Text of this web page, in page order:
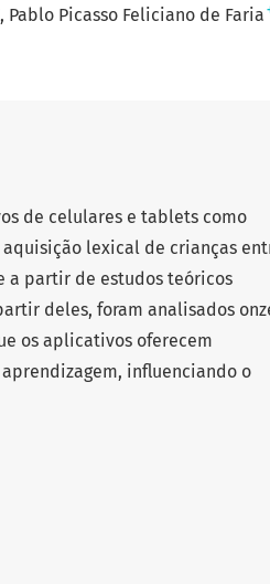
Pablo Picasso Feliciano de Faria
de celulares e tablets como
lexical de crianças
a partir de estudos teóricos
deles, foram analisados
os aplicativos oferecem
influenciando o